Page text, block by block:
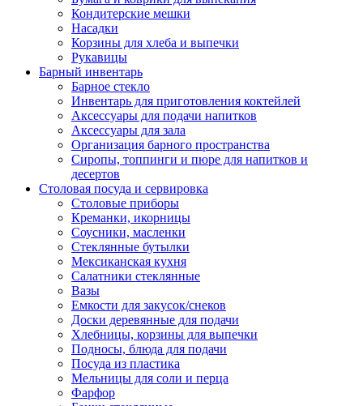
Кондитерские мешки
Насадки
Корзины для хлеба и выпечки
Рукавицы
Барный инвентарь
Барное стекло
Инвентарь для приготовления коктейлей
Аксессуары для подачи напитков
Аксессуары для зала
Организация барного пространства
Сиропы, топпинги и пюре для напитков и
десертов
Столовая посуда и сервировка
Столовые приборы
Креманки, икорницы
Соусники, масленки
Стеклянные бутылки
Мексиканская кухня
Салатники стеклянные
Вазы
Емкости для закусок/снеков
Доски деревянные для подачи
Хлебницы, корзины для выпечки
Подносы, блюда для подачи
Посуда из пластика
Мельницы для соли и перца
Фарфор